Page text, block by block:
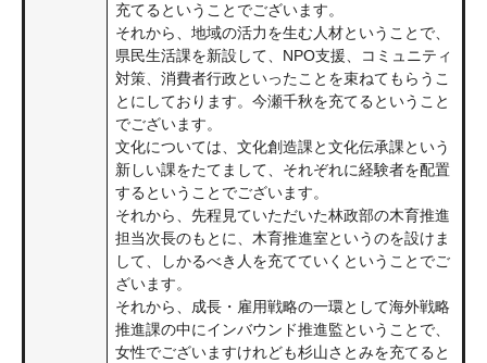
充てるということでございます。
それから、地域の活力を生む人材ということで、
県民生活課を新設して、NPO支援、コミュニティ
対策、消費者行政といったことを束ねてもらうこ
とにしております。今瀬千秋を充てるということ
でございます。
文化については、文化創造課と文化伝承課という
新しい課をたてまして、それぞれに経験者を配置
するということでございます。
それから、先程見ていただいた林政部の木育推進
担当次長のもとに、木育推進室というのを設けま
して、しかるべき人を充てていくということでご
ざいます。
それから、成長・雇用戦略の一環として海外戦略
推進課の中にインバウンド推進監ということで、
女性でございますけれども杉山さとみを充てると